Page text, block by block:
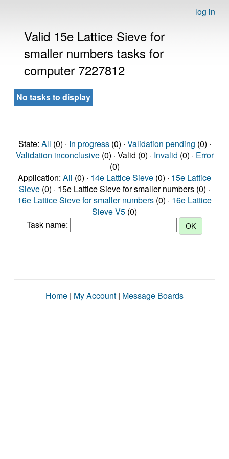
log in
Valid 15e Lattice Sieve for
smaller numbers tasks for
computer 7227812
No tasks to display
State: All (0) · In progress(0) · Validation pending (0) ·
Validation inconclusive(0) · Valid (0) · Invalid (0) · Error
(0)
Application: All (0) · 14e Lattice Sieve (0) · 15e Lattice
Sieve (0) · 15e Lattice Sieve for smaller numbers (0) ·
16e Lattice Sieve for smaller numbers (0) · 16e Lattice
Sieve V5 (0)
Task name:
Home | My Account | Message Boards